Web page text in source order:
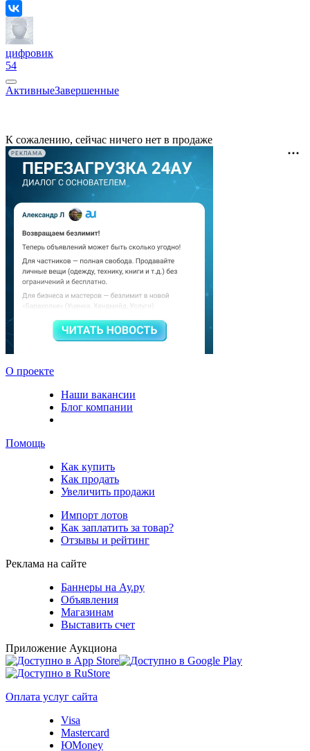
цифровик
54
АктивныеЗавершенные
К сожалению, сейчас ничего нет в продаже
РЕКЛАМА
О проекте
Наши вакансии
Блог компании
Помощь
Как купить
Как продать
Увеличить продажи
Импорт лотов
Как заплатить за товар?
Отзывы и рейтинг
Реклама на сайте
Баннеры на Ау.ру
Объявления
Магазинам
Выставить счет
Приложение Аукциона
Оплата услуг сайта
Visa
Mastercard
ЮMoney